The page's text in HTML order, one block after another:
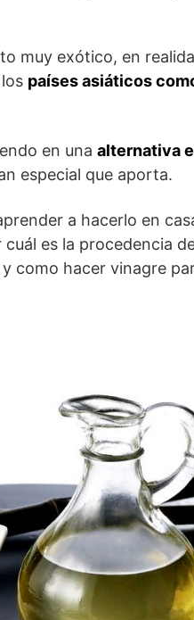
muy exótico, en
países asiáticos
en una alternativa
especial que aporta.
a hacerlo en
es la procedencia
como hacer vinagre